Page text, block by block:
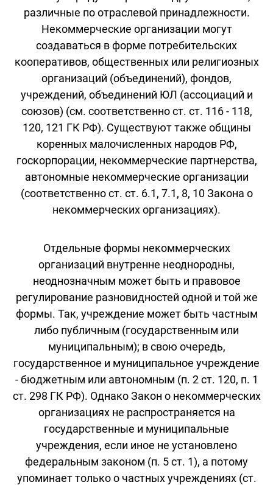
различные по отраслевой принадлежности.
Некоммерческие организации могут
создаваться в форме потребительских
кооперативов, общественных или религиозных
организаций (объединений), фондов,
учреждений, объединений ЮЛ (ассоциаций и
союзов) (см. соответственно ст. ст. 116 - 118,
120, 121 ГК РФ). Существуют также общины
коренных малочисленных народов РФ,
госкорпорации, некоммерческие партнерства,
автономные некоммерческие организации
(соответственно ст. ст. 6.1, 7.1, 8, 10 Закона о
некоммерческих организациях).
Отдельные формы некоммерческих
организаций внутренне неоднородны,
неоднозначным может быть и правовое
регулирование разновидностей одной и той же
формы. Так, учреждение может быть частным
либо публичным (государственным или
муниципальным); в свою очередь,
государственное и муниципальное учреждение
- бюджетным или автономным (п. 2 ст. 120, п. 1
ст. 298 ГК РФ). Однако Закон о некоммерческих
организациях не распространяется на
государственные и муниципальные
учреждения, если иное не установлено
федеральным законом (п. 5 ст. 1), а потому
упоминает только о частных учреждениях (ст.